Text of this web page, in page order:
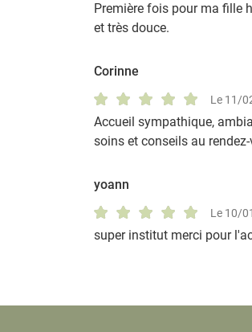
Première fois pour ma fille
et très douce.
Corinne
Le 11/
Accueil sympathique,
soins et conseils au
yoann
Le 10/
super institut merci pour